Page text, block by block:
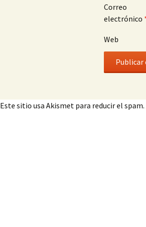
Correo
electrónico
Web
Este sitio usa Akismet para reducir el spam.